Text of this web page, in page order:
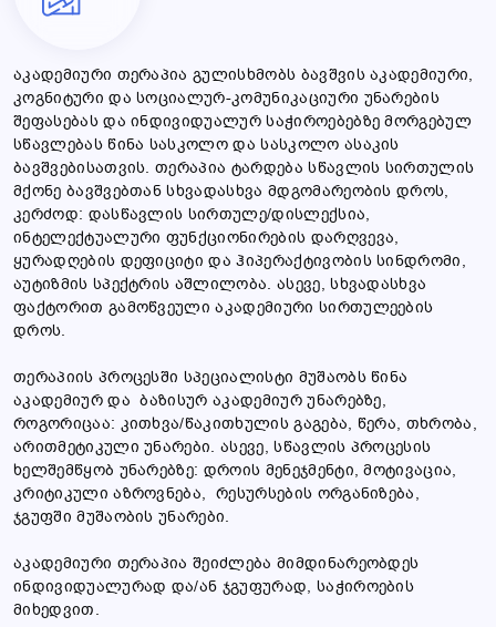
აკადემიური თერაპია გულისხმობს ბავშვის აკადემიური,
კოგნიტური და სოციალურ-კომუნიკაციური უნარების
შეფასებას და ინდივიდუალურ საჭიროებებზე მორგებულ
სწავლებას წინა სასკოლო და სასკოლო ასაკის
ბავშვებისათვის. თერაპია ტარდება სწავლის სირთულის
მქონე ბავშვებთან სხვადასხვა მდგომარეობის დროს,
კერძოდ: დასწავლის სირთულე/დისლექსია,
ინტელექტუალური ფუნქციონირების დარღვევა,
ყურადღების დეფიციტი და ჰიპერაქტივობის სინდრომი,
აუტიზმის სპექტრის აშლილობა. ასევე, სხვადასხვა
ფაქტორით გამოწვეული აკადემიური სირთულეების
დროს.
თერაპიის პროცესში სპეციალისტი მუშაობს წინა
აკადემიურ და ბაზისურ აკადემიურ უნარებზე,
როგორიცაა: კითხვა/წაკითხულის გაგება, წერა, თხრობა,
არითმეტიკული უნარები. ასევე, სწავლის პროცესის
ხელშემწყობ უნარებზე: დროის მენეჯმენტი, მოტივაცია,
კრიტიკული აზროვნება, რესურსების ორგანიზება,
ჯგუფში მუშაობის უნარები.
აკადემიური თერაპია შეიძლება მიმდინარეობდეს
ინდივიდუალურად და/ან ჯგუფურად, საჭიროების
მიხედვით.